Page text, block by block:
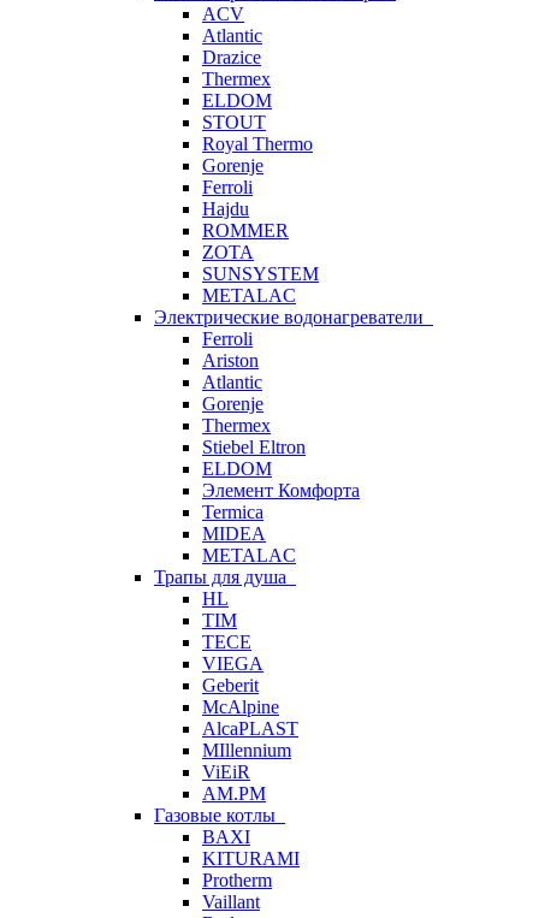
ACV
Atlantic
Drazice
Thermex
ELDOM
STOUT
Royal Thermo
Gorenje
Ferroli
Hajdu
ROMMER
ZOTA
SUNSYSTEM
METALAC
Электрические водонагреватели
Ferroli
Ariston
Atlantic
Gorenje
Thermex
Stiebel Eltron
ELDOM
Элемент Комфорта
Termica
MIDEA
METALAC
Трапы для душа
HL
TIM
TECE
VIEGA
Geberit
McAlpine
AlcaPLAST
MIllennium
ViEiR
AM.PM
Газовые котлы
BAXI
KITURAMI
Protherm
Vaillant